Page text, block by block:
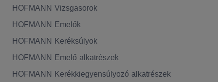
HOFMANN Vizsgasorok
HOFMANN Emelők
HOFMANN Keréksúlyok
HOFMANN Emelő alkatrészek
HOFMANN Kerékkiegyensúlyozó alkatrészek